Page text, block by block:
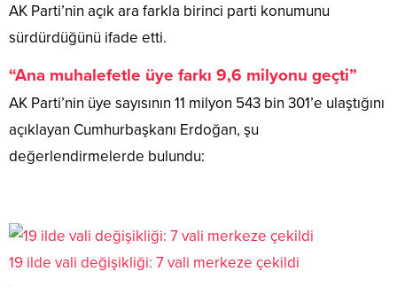
AK Parti’nin açık ara farkla birinci parti konumunu
sürdürdüğünü ifade etti.
“Ana muhalefetle üye farkı 9,6 milyonu geçti”
AK Parti’nin üye sayısının 11 milyon 543 bin 301’e ulaştığını
açıklayan Cumhurbaşkanı Erdoğan, şu
değerlendirmelerde bulundu:
19 ilde vali değişikliği: 7 vali merkeze çekildi